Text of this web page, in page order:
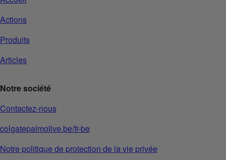
Actions
Produits
Articles
Notre société
Contactez-nous
colgatepalmolive.be/fr-be
Notre politique de protection de la vie privée